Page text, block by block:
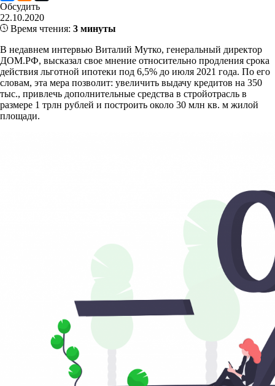
Обсудить
22.10.2020
Время чтения: 3 минуты
В недавнем интервью Виталий Мутко, генеральный директор
ДОМ.РФ, высказал свое мнение относительно продления срока
действия льготной ипотеки под 6,5% до июля 2021 года. По его
словам, эта мера позволит: увеличить выдачу кредитов на 350
тыс., привлечь дополнительные средства в стройотрасль в
размере 1 трлн рублей и построить около 30 млн кв. м жилой
площади.